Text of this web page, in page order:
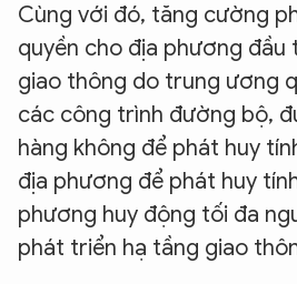
Cùng với đó, tăng cường
quyền cho địa phương đầu
giao thông do trung ương
các công trình đường bộ,
hàng không để phát huy
địa phương để phát huy
phương huy động tối đa
phát triển hạ tầng giao